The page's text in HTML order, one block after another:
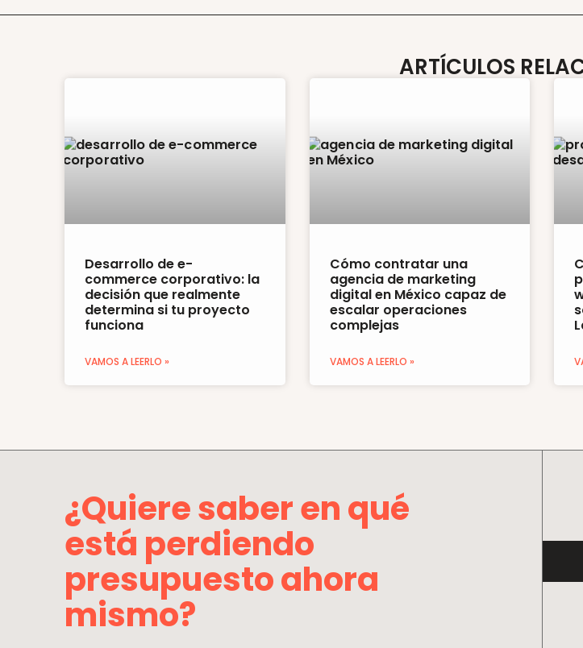
ARTÍCULOS
Desarrollo de e-
commerce corporativo: la
decisión que realmente
determina si tu proyecto
funciona
VAMOS A LEERLO »
Cómo contratar una
agencia de marketing
digital en México capaz de
escalar operaciones
complejas
VAMOS A LEERLO »
¿Quiere saber en qué
está perdiendo
presupuesto ahora
mismo?